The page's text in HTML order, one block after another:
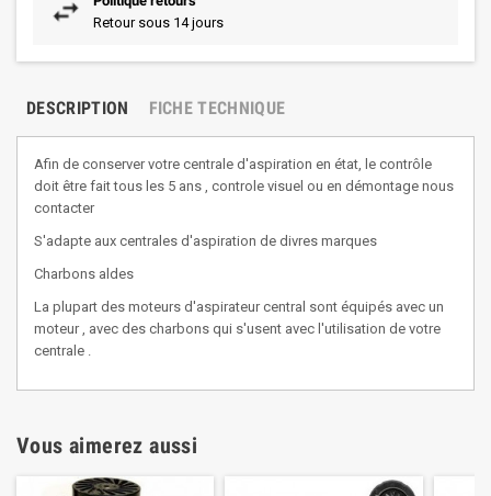
Retour sous 14 jours
DESCRIPTION FICHE TECHNIQUE
Afin de conserver votre centrale d'aspiration en état, le contrôle
doit être fait tous les 5 ans , controle visuel ou en démontage nous
contacter
S'adapte aux centrales d'aspiration de divres marques
Charbons aldes
La plupart des moteurs d'aspirateur central sont équipés avec un
moteur , avec des charbons qui s'usent avec l'utilisation de votre
centrale .
Vous aimerez aussi